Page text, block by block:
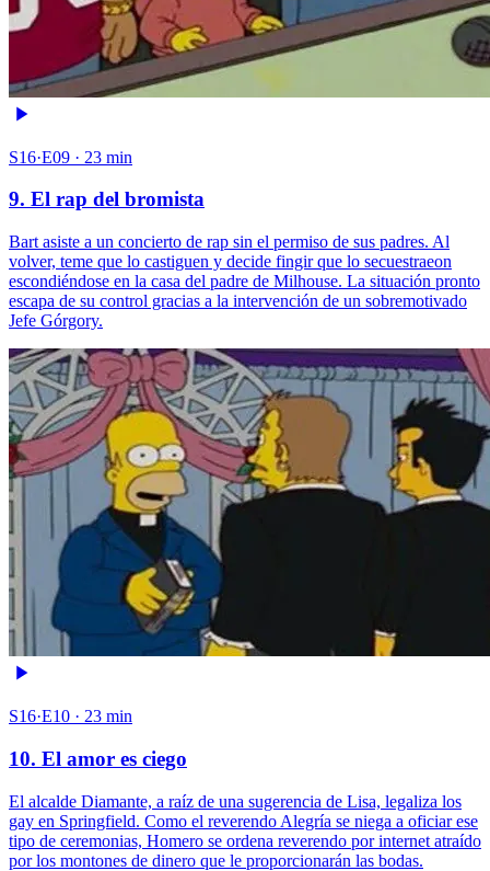
S16·E09 · 23 min
9. El rap del bromista
Bart asiste a un concierto de rap sin el permiso de sus padres. Al
volver, teme que lo castiguen y decide fingir que lo secuestraeon
escondiéndose en la casa del padre de Milhouse. La situación pronto
escapa de su control gracias a la intervención de un sobremotivado
Jefe Górgory.
S16·E10 · 23 min
10. El amor es ciego
El alcalde Diamante, a raíz de una sugerencia de Lisa, legaliza los
gay en Springfield. Como el reverendo Alegría se niega a oficiar ese
tipo de ceremonias, Homero se ordena reverendo por internet atraído
por los montones de dinero que le proporcionarán las bodas.